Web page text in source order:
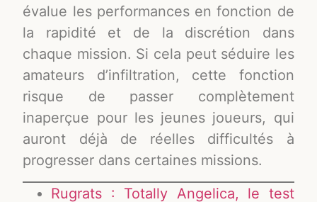
évalue les performances en fonction de
la rapidité et de la discrétion dans
chaque mission. Si cela peut séduire les
amateurs d’infiltration, cette fonction
risque de passer complètement
inaperçue pour les jeunes joueurs, qui
auront déjà de réelles difficultés à
progresser dans certaines missions.
Rugrats : Totally Angelica, le test